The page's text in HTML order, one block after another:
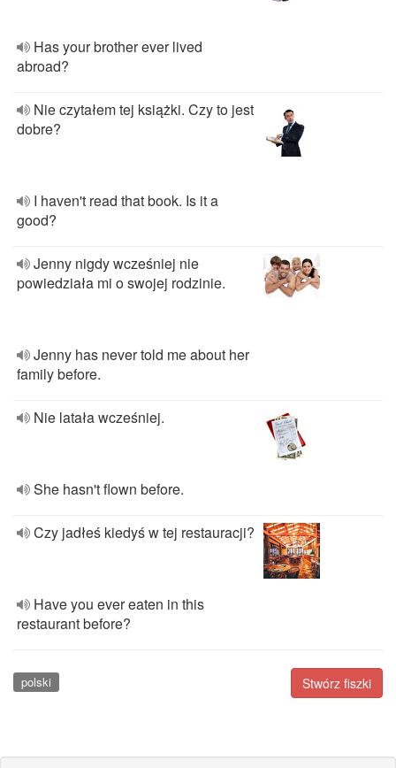
Has your brother ever lived
abroad?
Nie czytałem tej książki. Czy to jest
dobre?
I haven't read that book. Is it a
good?
Jenny nigdy wcześniej nie
powiedziała mi o swojej rodzinie.
Jenny has never told me about her
family before.
Nie latała wcześniej.
She hasn't flown before.
Czy jadłeś kiedyś w tej restauracji?
Have you ever eaten in this
restaurant before?
Stwórz fiszki
polski